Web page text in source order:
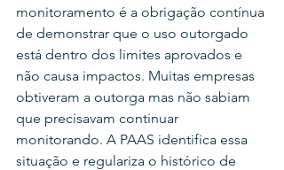
monitoramento é a obrigação contínua
de demonstrar que o uso outorgado
está dentro dos limites aprovados e
não causa impactos. Muitas empresas
obtiveram a outorga mas não sabiam
que precisavam continuar
monitorando. A PAAS identifica essa
situação e regulariza o histórico de